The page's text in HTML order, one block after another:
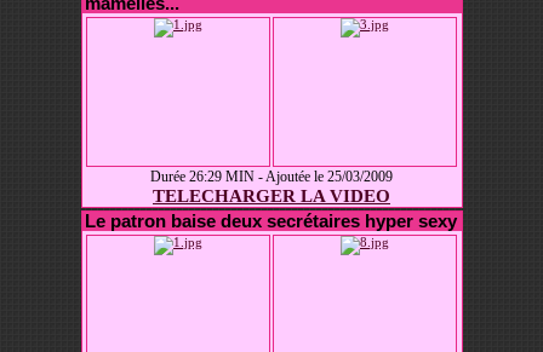
Durée 26:29 MIN - Ajoutée le 25/03/2009
TELECHARGER LA VIDEO
Le patron baise deux secrétaires hyper sexy